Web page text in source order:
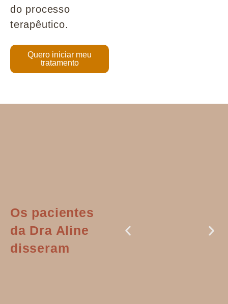
do processo
terapêutico.
Quero iniciar meu
tratamento
Os pacientes
da Dra Aline
disseram